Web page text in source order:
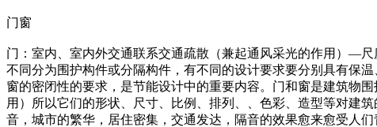
门窗
门：室内、室内外交通联系交通疏散（兼起通风采光的作用）—
不同分为围护构件或分隔构件，有不同的设计要求要分别具有保温
窗的密闭性的要求，是节能设计中的重要内容。门和窗是建筑物
用）所以它们的形状、尺寸、比例、排列、、色彩、造型等对建
音，城市的繁华，居住密集，交通发达，隔音的效果愈来愈受人们